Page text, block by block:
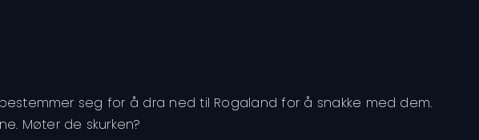
seg for å dra ned til Rogaland for å snakke med dem.
Møter de skurken?